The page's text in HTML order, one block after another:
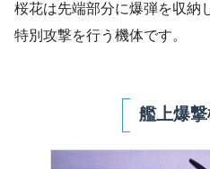
桜花は先端部分に爆弾を収納
特別攻撃を行う機体です。
艦上爆